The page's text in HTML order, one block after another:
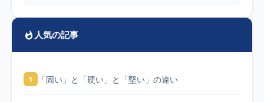
人気の記事
1 「固い」と「硬い」と「堅い」の違い